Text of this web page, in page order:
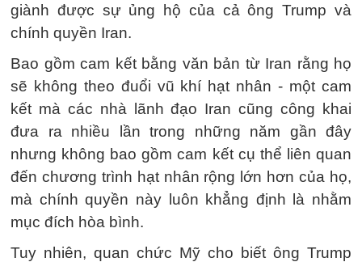
giành được sự ủng hộ của cả ông Trump và
chính quyền Iran.
Bao gồm cam kết bằng văn bản từ Iran rằng họ
sẽ không theo đuổi vũ khí hạt nhân - một cam
kết mà các nhà lãnh đạo Iran cũng công khai
đưa ra nhiều lần trong những năm gần đây
nhưng không bao gồm cam kết cụ thể liên quan
đến chương trình hạt nhân rộng lớn hơn của họ,
mà chính quyền này luôn khẳng định là nhằm
mục đích hòa bình.
Tuy nhiên, quan chức Mỹ cho biết ông Trump